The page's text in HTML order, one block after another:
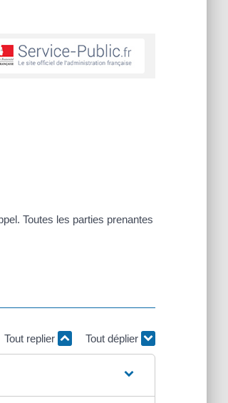
Toutes les parties prenantes
Tout replier Tout déplier